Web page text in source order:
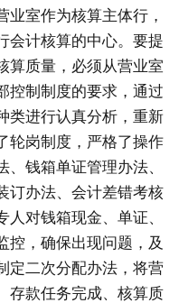
业室作为核算主体行，
会计核算的中心。要提
算质量，必须从营业室
控制制度的要求，通过
类进行认真分析，重新
轮岗制度，严格了操作
钱箱单证管理办法、
订办法、会计差错考核
对钱箱现金、单证、
控，确保出现问题，及
定二次分配办法，将营
存款任务完成、核算质